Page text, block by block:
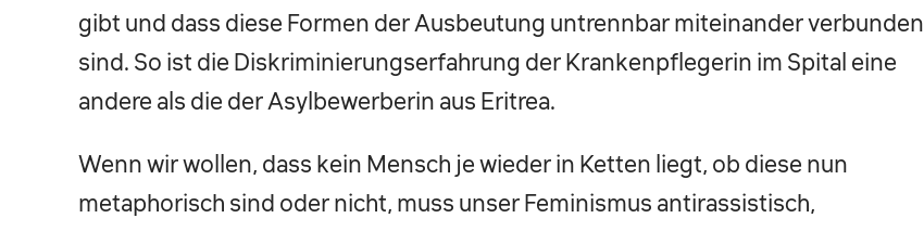
gibt und dass diese Formen der Ausbeutung untrennbar miteinander verbunden
sind. So ist die Diskriminierungserfahrung der Krankenpflegerin im Spital eine
andere als die der Asylbewerberin aus Eritrea.
Wenn wir wollen, dass kein Mensch je wieder in Ketten liegt, ob diese nun
metaphorisch sind oder nicht, muss unser Feminismus antirassistisch,